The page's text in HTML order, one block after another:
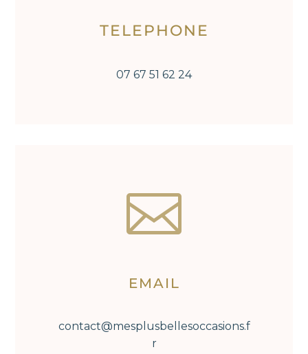
TELEPHONE
07 67 51 62 24

EMAIL
contact@mesplusbellesoccasions.f
r